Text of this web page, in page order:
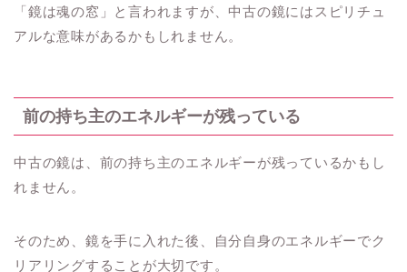
「鏡は魂の窓」と言われますが、中古の鏡にはスピリチュ
アルな意味があるかもしれません。
前の持ち主のエネルギーが残っている
中古の鏡は、前の持ち主のエネルギーが残っているかもし
れません。
そのため、鏡を手に入れた後、自分自身のエネルギーでク
リアリングすることが大切です。